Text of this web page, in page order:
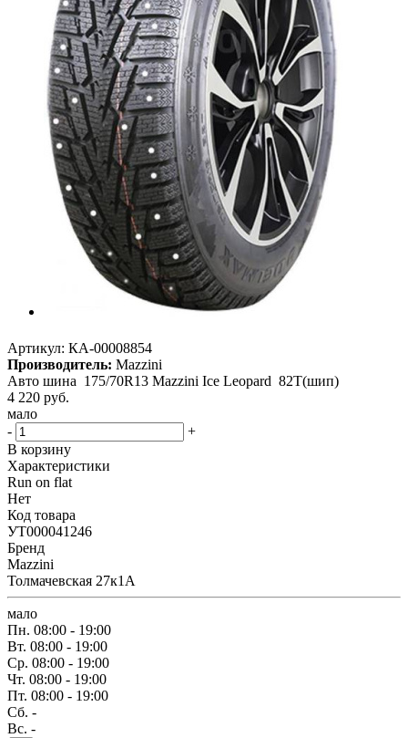
Артикул: КА-00008854
Производитель: Mazzini
Авто шина 175/70R13 Mazzini Ice Leopard 82T(шип)
4 220 руб.
мало
-
+
В корзину
Характеристики
Run on flat
Нет
Код товара
УТ000041246
Бренд
Mazzini
Толмачевская 27к1А
мало
Пн. 08:00 - 19:00
Вт. 08:00 - 19:00
Ср. 08:00 - 19:00
Чт. 08:00 - 19:00
Пт. 08:00 - 19:00
Сб. -
Вс. -